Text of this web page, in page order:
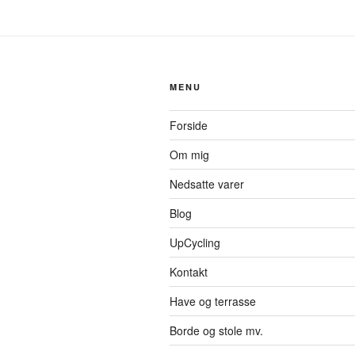
MENU
Forside
Om mig
Nedsatte varer
Blog
UpCycling
Kontakt
Have og terrasse
Borde og stole mv.